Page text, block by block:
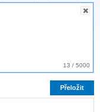
13 / 5000
Přeložit